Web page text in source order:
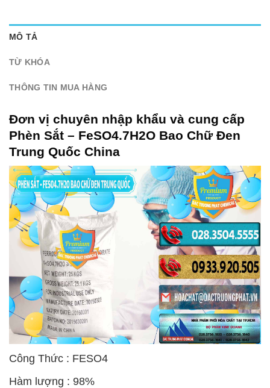
MÔ TẢ
TỪ KHÓA
THÔNG TIN MUA HÀNG
Đơn vị chuyên nhập khẩu và cung cấp
Phèn Sắt – FeSO4.7H2O Bao Chữ Đen
Trung Quốc China
Công Thức : FESO4
Hàm lượng : 98%